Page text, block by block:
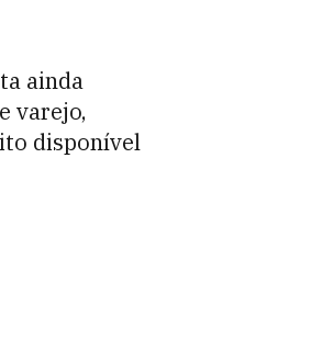
ainda
varejo,
disponível